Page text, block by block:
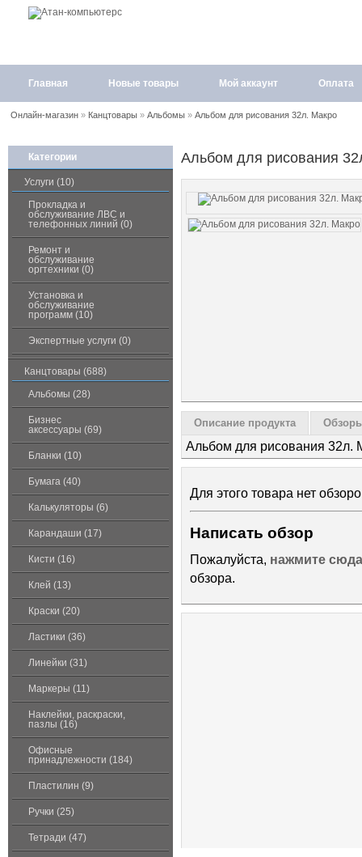
Главная Новые товары Мой аккаунт Оплата
Онлайн-магазин» Канцтовары» Альбомы» Альбом для рисования 32л. Макро
Категории
Услуги (10)
Прокладка и
обслуживание ЛВС и
телефонных линий (0)
Ремонт и
обслуживание
оргтехники (0)
Установка и
обслуживание
программ (10)
Экспертные услуги (0)
Канцтовары (688)
Альбомы (28)
Бизнес
аксессуары (69)
Бланки (10)
Бумага (40)
Калькуляторы (6)
Карандаши (17)
Кисти (16)
Клей (13)
Краски (20)
Ластики (36)
Линейки (31)
Маркеры (11)
Наклейки, раскраски,
пазлы (16)
Офисные
принадлежности (184)
Пластилин (9)
Ручки (25)
Тетради (47)
Альбом для рисования
Описание продукта
Альбом для рисования 32л.
Для этого товара нет
Написать обзор
Пожалуйста, нажмите сюда
обзора.